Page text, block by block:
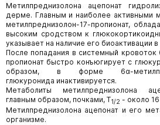
Метилпреднизолона ацепонат
дерме. Главным и наиболее активными
метилпреднизолон-17-пропионат,
высоким сродством к
указывает на наличие его биоактивации
После попадания в системный
пропионат быстро конъюгирует с
образом, в форме 6α-
глюкуронида инактивируется.
Метаболиты метилпреднизолона
главным образом, почками, T1/2 - около 16
Метилпреднизолона ацепонат и его
организме.